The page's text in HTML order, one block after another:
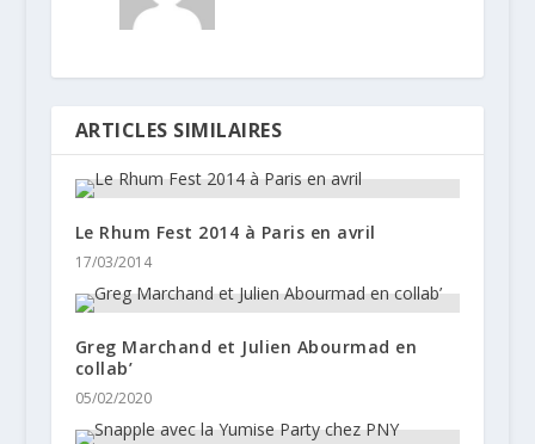
ARTICLES SIMILAIRES
Le Rhum Fest 2014 à Paris en avril
17/03/2014
Greg Marchand et Julien Abourmad en
collab’
05/02/2020